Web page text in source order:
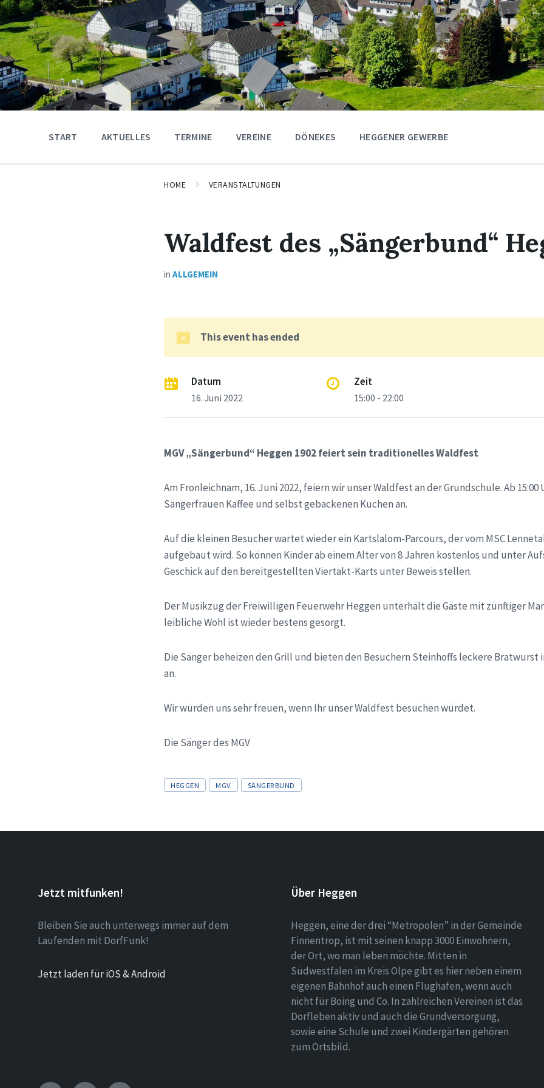
START AKTUELLES TERMINE VEREINE DÖNEKES HEGGENER GEWERBE
HOME VERANSTALTUNGEN
Waldfest des „Sängerbund“
inALLGEMEIN
This event has ended
Datum
16. Juni 2022
Zeit
15:00 - 22:00
MGV „Sängerbund“ Heggen 1902 feiert sein traditionelles Waldfest
Am Fronleichnam, 16. Juni 2022, feiern wir unser Waldfest an der Grundschule. Ab
Sängerfrauen Kaffee und selbst gebackenen Kuchen an.
Auf die kleinen Besucher wartet wieder ein Kartslalom-Parcours, der vom MSC
aufgebaut wird. So können Kinder ab einem Alter von 8 Jahren kostenlos und unter
Geschick auf den bereitgestellten Viertakt-Karts unter Beweis stellen.
Der Musikzug der Freiwilligen Feuerwehr Heggen unterhält die Gäste mit zünftiger
leibliche Wohl ist wieder bestens gesorgt.
Die Sänger beheizen den Grill und bieten den Besuchern Steinhoffs leckere Bratwurst
an.
Wir würden uns sehr freuen, wenn Ihr unser Waldfest besuchen würdet.
Die Sänger des MGV
Tags
HEGGEN MGV SÄNGERBUND
Jetzt mitfunken!
Bleiben Sie auch unterwegs immer auf dem
Laufenden mit DorfFunk!
Jetzt laden für iOS & Android
Über Heggen
Heggen, eine der drei “Metropolen” in der Gemeinde
Finnentrop, ist mit seinen knapp 3000 Einwohnern,
der Ort, wo man leben möchte. Mitten in
Südwestfalen im Kreis Olpe gibt es hier neben einem
eigenen Bahnhof auch einen Flughafen, wenn auch
nicht für Boing und Co. In zahlreichen Vereinen ist das
Dorfleben aktiv und auch die Grundversorgung,
sowie eine Schule und zwei Kindergärten gehören
zum Ortsbild.